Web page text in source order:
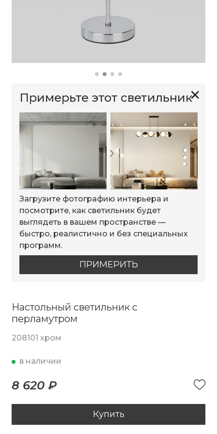
✕
Примерьте этот светильник
Загрузите фотографию интерьера и
посмотрите, как светильник будет
выглядеть в вашем пространстве —
быстро, реалистично и без специальных
программ.
ПРИМЕРИТЬ
Настольный светильник с
перламутром
208101 хром
в наличии
8 620 ₽
Купить